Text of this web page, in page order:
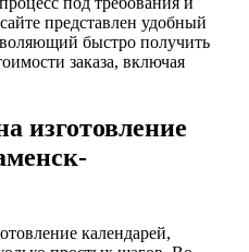
представлен удобный
быстро получить
заказа, включая
изготовление
календарей,